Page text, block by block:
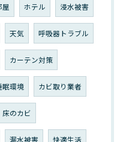
屋 ホテル 浸水被害
天気 呼吸器トラブル
カーテン対策
眠環境 カビ取り業者
床のカビ
漏水被害 快適生活